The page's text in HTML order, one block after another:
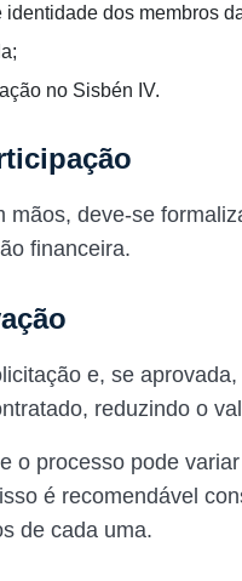
dos membros
no Sisbén IV.
mãos, deve-se
financeira.
e, se
reduzindo o
o processo pode
é recomendável
de cada uma.